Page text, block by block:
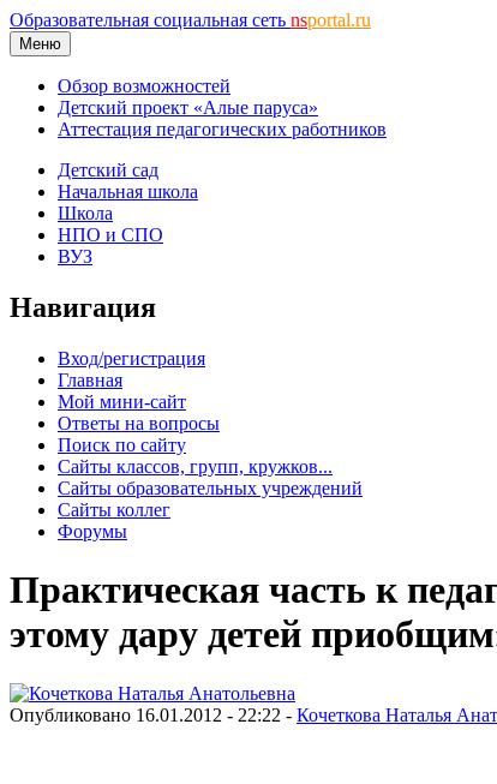
Образовательная социальная сеть nsportal.ru
Меню
Обзор возможностей
Детский проект «Алые паруса»
Аттестация педагогических работников
Детский сад
Начальная школа
Школа
НПО и СПО
ВУЗ
Навигация
Вход/регистрация
Главная
Мой мини-сайт
Ответы на вопросы
Поиск по сайту
Сайты классов, групп, кружков...
Сайты образовательных учреждений
Сайты коллег
Форумы
Практическая часть к
этому дару детей
Опубликовано 16.01.2012 - 22:22 - Кочеткова Наталья